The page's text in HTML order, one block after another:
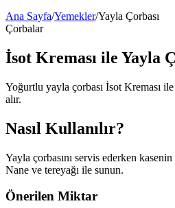
Ana Sayfa/Yemekler/Yayla Çorbası
Çorbalar
İsot Kreması ile Yayla
Yoğurtlu yayla çorbası İsot Kreması
alır.
Nasıl Kullanılır?
Yayla çorbasını servis ederken
Nane ve tereyağı ile sunun.
Önerilen Miktar